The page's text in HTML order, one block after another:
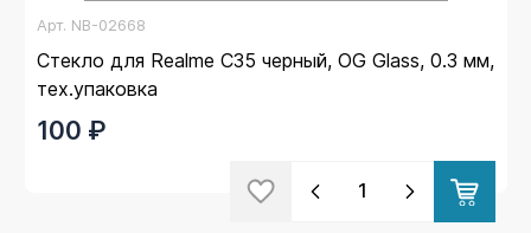
Арт. NB-02668
Стекло для Realme C35 черный, OG Glass, 0.3 мм,
тех.упаковка
100 ₽